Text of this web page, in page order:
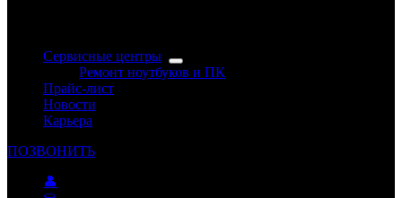
Сервисные центры
Ремонт ноутбуков и ПК
Прайс-лист
Новости
Карьера
ПОЗВОНИТЬ
👤